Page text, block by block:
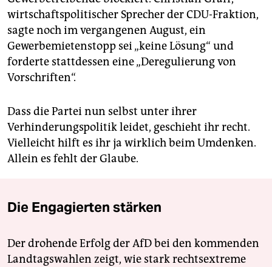
wirtschaftspolitischer Sprecher der CDU-Fraktion,
sagte noch im vergangenen August, ein
Gewerbemietenstopp sei „keine Lösung“ und
forderte stattdessen eine „Deregulierung von
Vorschriften“.
Dass die Partei nun selbst unter ihrer
Verhinderungspolitik leidet, geschieht ihr recht.
Vielleicht hilft es ihr ja wirklich beim Umdenken.
Allein es fehlt der Glaube.
Die Engagierten stärken
Der drohende Erfolg der AfD bei den kommenden
Landtagswahlen zeigt, wie stark rechtsextreme